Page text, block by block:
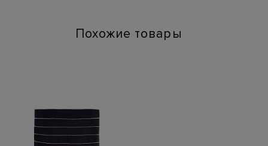
Похожие товары